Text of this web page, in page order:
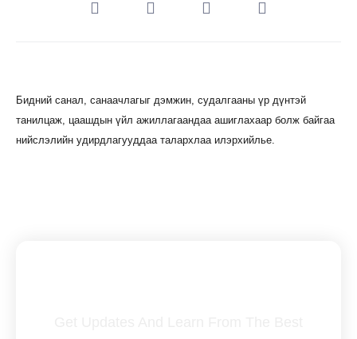
Бидний санал, санаачлагыг дэмжин, судалгааны үр дүнтэй
танилцаж, цаашдын үйл ажиллагаандаа ашиглахаар болж байгаа
нийслэлийн удирдлагууддаа талархлаа илэрхийлье.